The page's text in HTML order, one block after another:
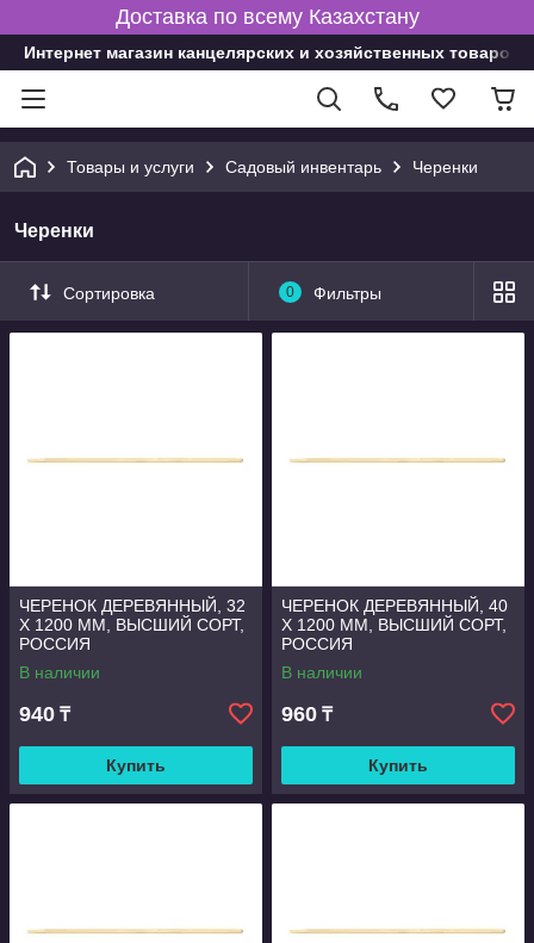
Доставка по всему Казахстану
Интернет магазин канцелярских и хозяйственных товаров
Товары и услуги Садовый инвентарь Черенки
Черенки
Сортировка 0 Фильтры
ЧЕРЕНОК ДЕРЕВЯННЫЙ, 32
Х 1200 ММ, ВЫСШИЙ СОРТ,
РОССИЯ
В наличии
940 ₸
Купить
ЧЕРЕНОК ДЕРЕВЯННЫЙ, 40
Х 1200 ММ, ВЫСШИЙ СОРТ,
РОССИЯ
В наличии
960 ₸
Купить